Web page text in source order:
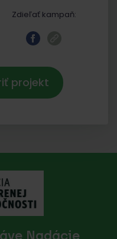
Zdieľať kampaň:
projekt